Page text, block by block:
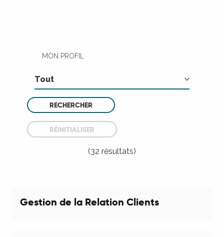
MON PROFIL
(32 résultats)
Gestion de la Relation Clients